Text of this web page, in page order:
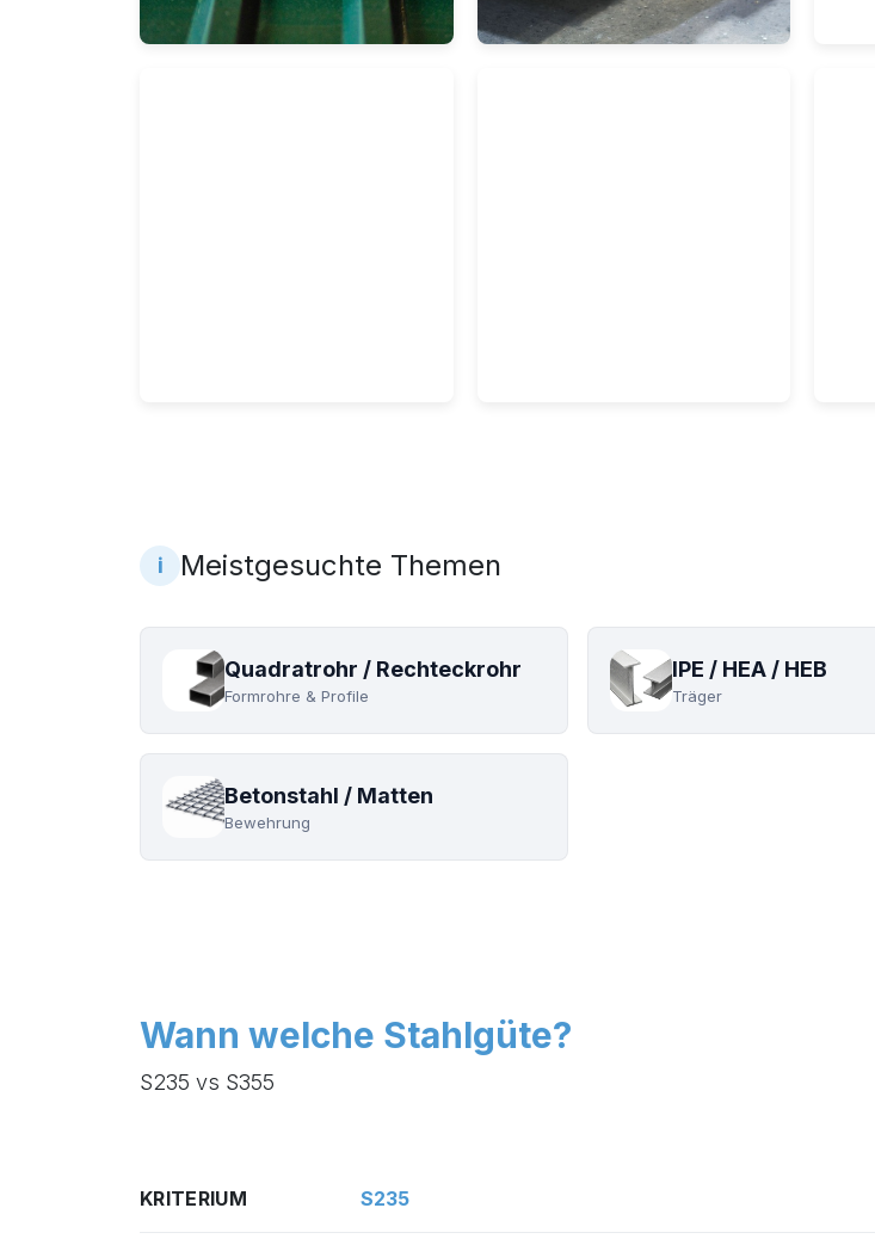
i Meistgesuchte Themen
Quadratrohr / Rechteckrohr
Formrohre & Profile
IPE / HEA / HEB
Träger
Betonstahl / Matten
Bewehrung
Wann welche Stahlgüte?
S235 vs S355
KRITERIUM S235